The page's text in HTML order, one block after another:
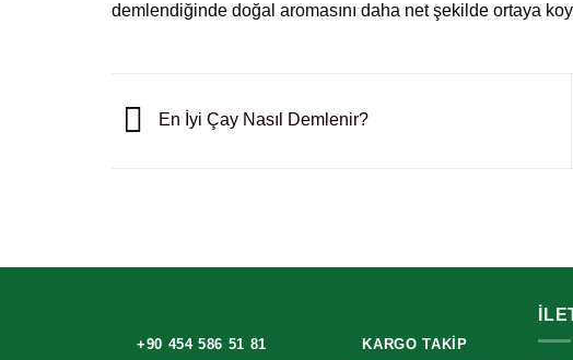
demlendiğinde doğal aromasını daha net şekilde ortaya
En İyi Çay Nasıl Demlenir?
+90 454 586 51 81
KARGO TAKIP